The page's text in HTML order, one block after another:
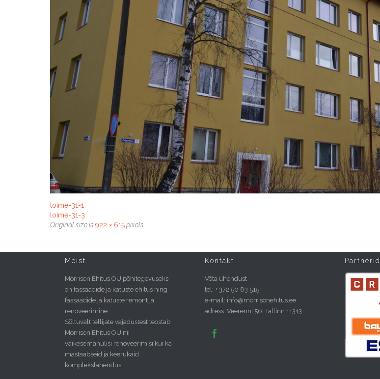
loime-31-1
loime-31-3
Original size is 922 × 615pixels
Meist
Morrison Ehitus OÜ põhitegevuseks
on fassaadide ja katuste ehitus ning
fassaadide ja katuste remont ja
renoveerimine.
Sõltuvalt tellijate vajadustest teostab
Morrison Ehitus OÜ nii
väikesemahulisi renoveerimisi kui ka
mastaabseid ja keerukaid
komplekslahendusi.
Kontakt
Võta ühendust
tel: + 372 50 83 515
e-mail: info@morrisonehitus.ee
adress: Veerenni 56, Tallinn 11313

Partnerid